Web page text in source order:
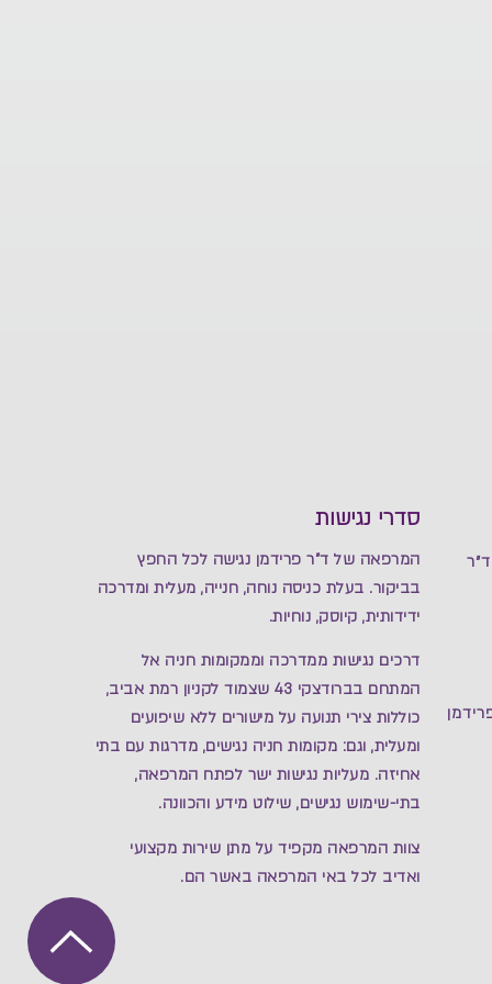
סדרי נגישות
המרפאה של ד”ר פרידמן נגישה לכל החפץ
בביקור. בעלת כניסה נוחה, חנייה, מעלית ומדרכה
ידידותית, קיוסק, נוחיות.
דרכים נגישות ממדרכה וממקומות חניה אל
המתחם בברודצקי 43 שצמוד לקניון רמת אביב,
כוללות צירי תנועה על מישורים ללא שיפועים
ומעלית, וגם: מקומות חניה נגישים, מדרגות עם בתי
אחיזה. מעליות נגישות ישר לפתח המרפאה,
בתי-שימוש נגישים, שילוט מידע והכוונה.
צוות המרפאה מקפיד על מתן שירות מקצועי
ואדיב לכל באי המרפאה באשר הם.